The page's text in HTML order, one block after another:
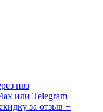
пвз
или Telegram
за отзыв +